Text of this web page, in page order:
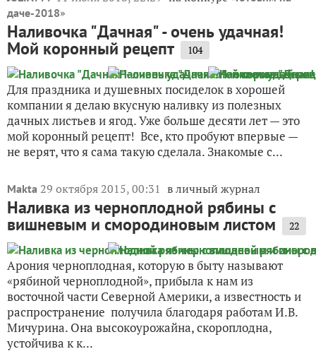
даче-2018»
Наливочка "Дачная" - очень удачная!
Мой коронный рецепт 104
Для праздника и душевных посиделок в хорошей
компании я делаю вкусную наливку из полезных
дачных листьев и ягод. Уже больше десяти лет — это
мой коронный рецепт! Все, кто пробуют впервые —
не верят, что я сама такую сделала. Знакомые с...
Makta 29 октября 2015, 00:31 в личный журнал
Наливка из черноплодной рябины с
вишневым и смородиновым листом 22
Арония черноплодная, которую в быту называют
«рябиной черноплодной», прибыла к нам из
восточной части Северной Америки, а известность и
распространение получила благодаря работам И.В.
Мичурина. Она высокоурожайна, скороплодна,
устойчива к к...